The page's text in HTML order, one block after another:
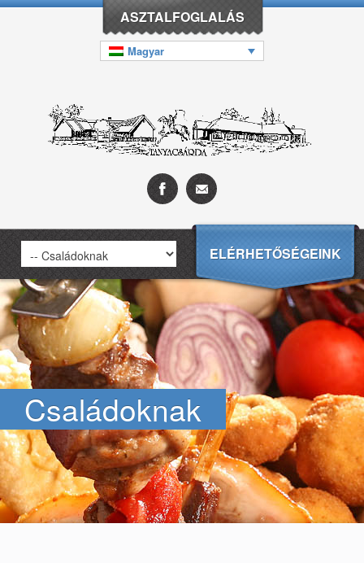
ASZTALFOGLALÁS
Magyar
ELÉRHETŐSÉGEINK
Családoknak